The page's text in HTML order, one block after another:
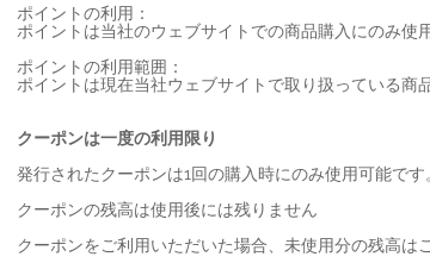
ポイントの利用：
ポイントは当社のウェブサイトでの商品購入にのみ使
ポイントの利用範囲：
ポイントは現在当社ウェブサイトで取り扱っている商
クーポンは一度の利用限り
発行されたクーポンは1回の購入時にのみ使用可能で
クーポンの残高は使用後には残りません
クーポンをご利用いただいた場合、未使用分の残高は